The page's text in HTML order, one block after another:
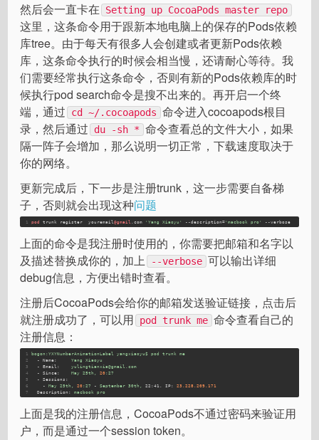
然后会一直卡在 Setting up CocoaPods master repo
这里，这条命令用于跟新本地电脑上的保存的Pods依赖
库tree。由于每天有很多人会创建或者更新Pods依赖
库，这条命令执行的时候会相当慢，还请耐心等待。我
们需要经常执行这条命令，否则有新的Pods依赖库的时
候执行pod search命令是搜不出来的。再开启一个终
端，通过
cd ~/.cocoapods 命令进入cocoapods根目
录，然后通过
du -sh * 命令查看总的文件大小，如果
隔一阵子会增加，那么说明一切正常，下载速度取决于
你的网络。
更新完成后，下一步是注册trunk，这一步需要自备梯
子，否则就会出现这种问题
1 pod trunk register  youremail@gmail .com 'Yang Xiaoyu' --description='macbook pro' --verbose
上面的命令是我注册时使用的，你需要把邮箱和名字以
及描述替换成你的，加上
--verbose 可以输出详细
debug信息，方便出错时查看。
注册后CocoaPods会给你的邮箱发送验证链接，点击后
就注册成功了，可以用
pod trunk me 命令查看自己的
注册信息：
1
2
3
4
5
6
7
bogon:YXYNumberAnimationLabel yangxiaoyu$ pod trunk
me
-
Name: Yang
Xiaoyu
-
Email:
yulingtianxia@gmail.com
-
Since: May 25th, 20:27
-
Sessions:
-
May 25th, 20:27 - September 30th, 22:41. IP: 23.228 .209 .171
Description:
macbook pro
上面是我的注册信息，CocoaPods不通过密码来验证用
户，而是通过一个session token。